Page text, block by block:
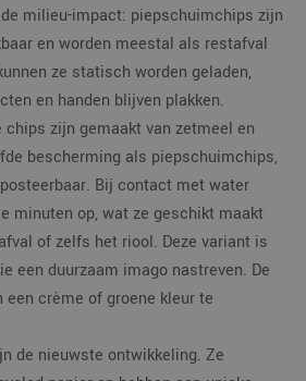
milieu-impact: piepschuimchips zijn
en worden meestal als restafval
ze statisch worden geladen,
en handen blijven plakken.
zijn gemaakt van zetmeel en
bescherming als piepschuimchips,
Bij contact met water
minuten op, wat ze geschikt maakt
of zelfs het riool. Deze variant is
een duurzaam imago nastreven. De
crème of groene kleur te
de nieuwste ontwikkeling. Ze